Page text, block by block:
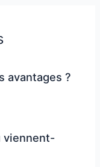
avantages ?
viennent-